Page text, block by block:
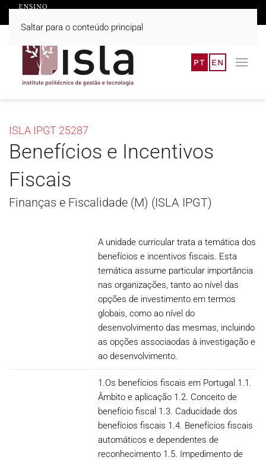
Saltar para o conteúdo principal
PT EN
ISLA IPGT 25287
Benefícios e Incentivos
Fiscais
Finanças e Fiscalidade (M) (ISLA IPGT)
A unidade curricular trata a temática dos
benefícios e incentivos fiscais. Esta
temática assume particular importância
nas organizações, tanto ao nível das
opções de investimento em termos
globais, como ao nível do
desenvolvimento das mesmas, incluindo
as opções associaodas à investigação e
ao desenvolvimento.
1.Os benefícios fiscais em Portugal 1.1.
Âmbito e aplicação 1.2. Conceito de
benefício fiscal 1.3. Caducidade dos
benefícios fiscais 1.4. Benefícios fiscais
automáticos e dependentes de
reconhecimento 1.5. Impedimento de